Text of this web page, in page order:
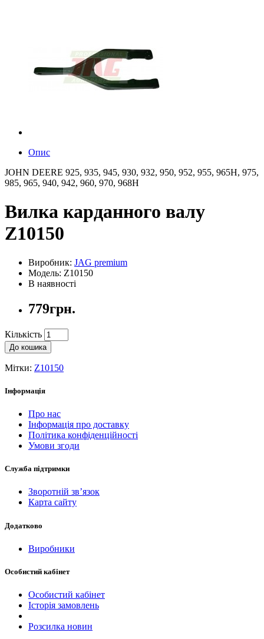
Опис
JOHN DEERE 925, 935, 945, 930, 932, 950, 952, 955, 965H, 975,
985, 965, 940, 942, 960, 970, 968H
Вилка карданного валу
Z10150
Виробник: JAG premium
Модель: Z10150
В наявності
779грн.
Кількість
До кошика
Мітки: Z10150
Інформація
Про нас
Інформація про доставку
Політика конфіденційності
Умови згоди
Служба підтримки
Зворотній зв’язок
Карта сайту
Додатково
Виробники
Особистий кабінет
Особистий кабінет
Історія замовлень
Розсилка новин